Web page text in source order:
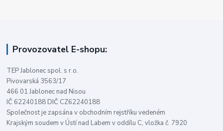
Provozovatel E-shopu:
TEP Jablonec spol. s r.o.
Pivovarská 3563/17
466 01 Jablonec nad Nisou
IČ 62240188 DIČ CZ62240188
Společnost je zapsána v obchodním rejstříku vedeném
Krajským soudem v Ústí nad Labem v oddílu C, vložka č. 7920